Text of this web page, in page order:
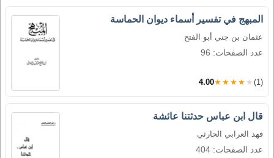
المبهج في تفسير أسماء ديوان الحماسة
عثمان بن جني أبو الفتح
عدد الصفحات: 96
4.00★★★★★ (1)
قال ابن عباس حدثتنا عائشة
فهد العرابي الحارثي
عدد الصفحات: 404